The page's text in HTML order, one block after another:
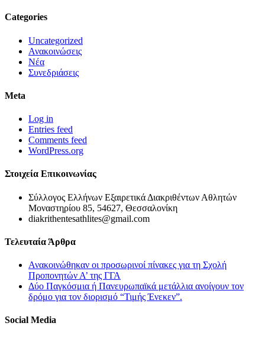
Categories
Uncategorized
Ανακοινώσεις
Νέα
Συνεδριάσεις
Meta
Log in
Entries feed
Comments feed
WordPress.org
Στοιχεία Επικοινωνίας
Σύλλογος Ελλήνων Εξαιρετικά Διακριθέντων Αθλητών
Μοναστηρίου 85, 54627, Θεσσαλονίκη
diakrithentesathlites@gmail.com
Τελευταία Άρθρα
Ανακοινώθηκαν οι προσωρινοί πίνακες για τη Σχολή
Προπονητών Α’ της ΓΓΑ
Δύο Παγκόσμια ή Πανευρωπαϊκά μετάλλια ανοίγουν τον
δρόμο για τον διορισμό “Τιμής Ένεκεν”.
Social Media